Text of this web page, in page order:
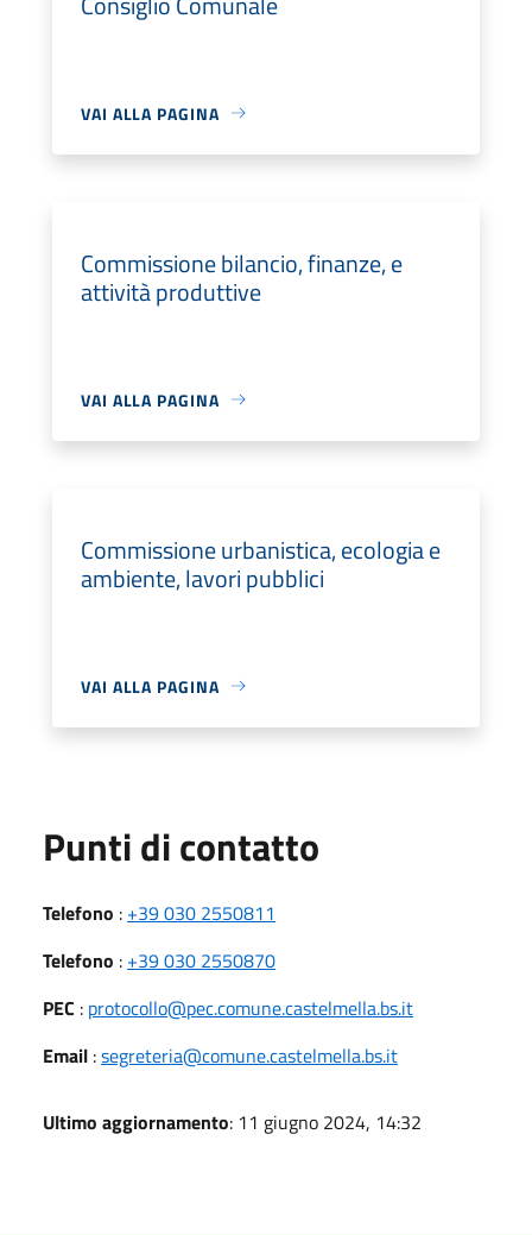
VAI ALLA PAGINA
Commissione bilancio, finanze, e
attività produttive
VAI ALLA PAGINA
Commissione urbanistica, ecologia e
ambiente, lavori pubblici
VAI ALLA PAGINA
Punti di contatto
Telefono : +39 030 2550811
Telefono : +39 030 2550870
PEC : protocollo@pec.comune.castelmella.bs.it
Email :segreteria@comune.castelmella.bs.it
Ultimo aggiornamento: 11 giugno 2024, 14:32